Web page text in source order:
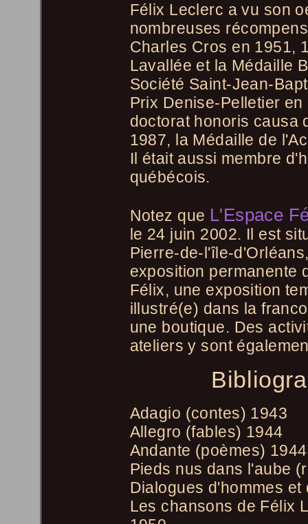
Félix Leclerc a vu son
nombreuses
Charles Cros en 1951,
Lavallée et la Médaille
Société Saint-Jean-
Prix Denise-Pelletier
doctorat honoris causa
1987, la Médaille de
Il était aussi membre
québécois.
Notez que L'Espace
le 24 juin 2002. Il est
Pierre-de-l'île-
exposition permanente
Félix, une exposition
illustré(e) dans la
une boutique. Des
ateliers y sont
Adagio (contes) 1943
Allegro (fables) 1944
Andante (poèmes) 1944
Pieds nus dans l'aube
Dialogues d'hommes
Les chansons de Félix